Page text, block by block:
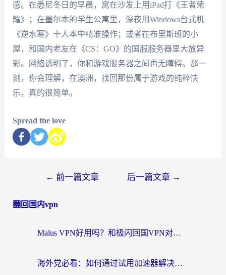
感。在悉尼冬日的早晨，窝在沙发上用iPad打《王者荣
耀》；在墨尔本的学生公寓里，深夜用Windows台式机
《逆水寒》十人本中精准操作；或者在布里斯班的小
屋，和国内老友在《CS：GO》的国服服务器里大放异
彩。网络透明了，你和游戏服务器之间再无障碍。那一
刻，你会理解，在澳洲，找回那份属于游戏的纯粹快
乐，真的很简单。
Spread the love
← 前一篇文章 后一篇文章 →
翻回国内vpn
Malus VPN好用吗？和极闪回国VPN对比哪个回国效果更好？海外党亲测3款加速器+避坑指南
海外党必看：如何通过试用加速器解决国内APP地区限制？附2026最新对比测评